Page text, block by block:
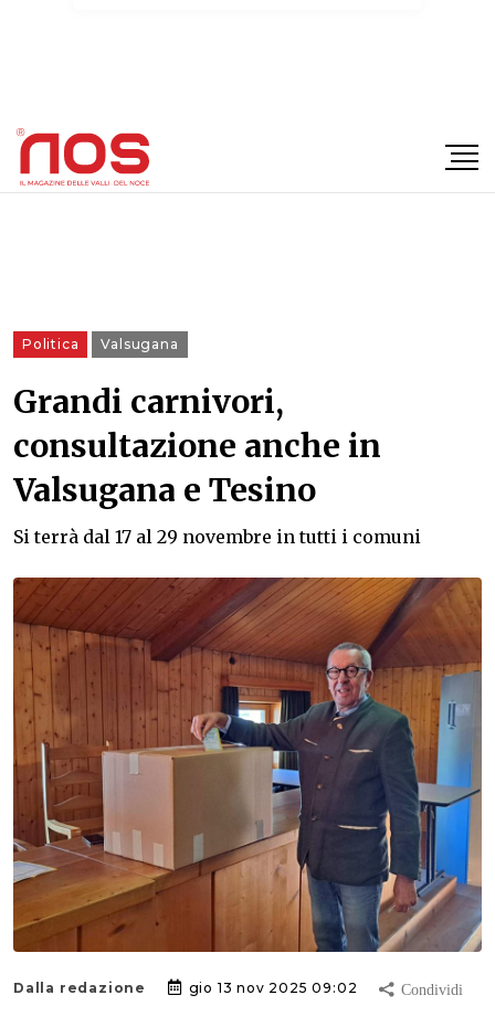
Politica Valsugana
Grandi carnivori,
consultazione anche in
Valsugana e Tesino
Si terrà dal 17 al 29 novembre in tutti i comuni
Dalla redazione gio 13 nov 2025 09:02